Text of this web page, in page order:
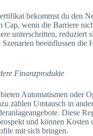
bekommst du den
Cap, wenn die Barriere
unterschritten, reduziert
beeinflussen die
Finanzprodukte
Automatismen oder
zählen Umtausch in
Diese
und können Kosten
mit sich bringen.